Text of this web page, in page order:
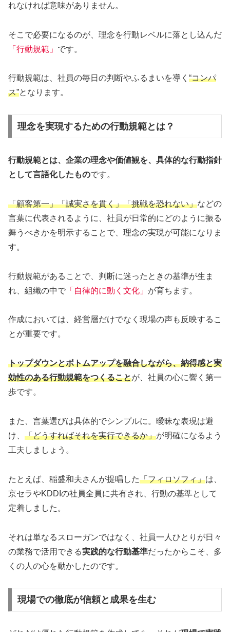
れなければ意味がありません。
そこで必要になるのが、理念を行動レベルに落とし込んだ
「行動規範」 です。
行動規範は、社員の毎日の判断やふるまいを導く “コンパ
ス”となります。
理念を実現するための行動規範とは？
行動規範とは、企業の理念や価値観を、具体的な行動指針
として言語化したものです。
「顧客第一」「誠実さを貫く」「挑戦を恐れない」などの
言葉に代表されるように、社員が日常的にどのように振る
舞うべきかを明示することで、理念の実現が可能になりま
す。
行動規範があることで、判断に迷ったときの基準が生ま
れ、組織の中で 「自律的に動く文化」 が育ちます。
作成においては、経営層だけでなく現場の声も反映するこ
とが重要です。
トップダウンとボトムアップを融合しながら、納得感と実
効性のある行動規範をつくることが、社員の心に響く第一
歩です。
また、言葉選びは具体的でシンプルに。曖昧な表現は避
け、 「どうすればそれを実行できるか」が明確になるよう
工夫しましょう。
たとえば、稲盛和夫さんが提唱した「フィロソフィ」は、
京セラやKDDIの社員全員に共有され、行動の基準として
定着しました。
それは単なるスローガンではなく、社員一人ひとりが日々
の業務で活用できる実践的な行動基準だったからこそ、多
くの人の心を動かしたのです。
現場での徹底が信頼と成果を生む